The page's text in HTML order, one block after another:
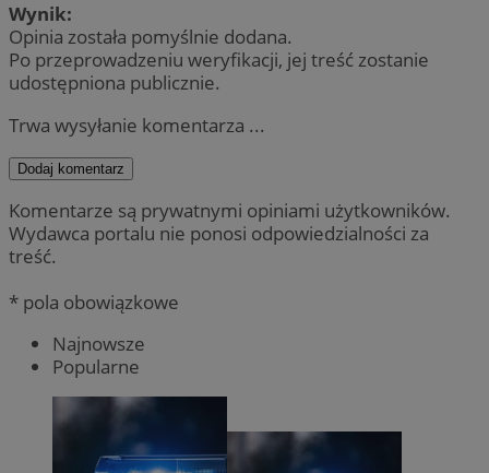
Wynik:
Opinia została pomyślnie dodana.
Po przeprowadzeniu weryfikacji, jej treść zostanie
udostępniona publicznie.
Trwa wysyłanie komentarza ...
Dodaj komentarz
Komentarze są prywatnymi opiniami użytkowników.
Wydawca portalu nie ponosi odpowiedzialności za
treść.
* pola obowiązkowe
Najnowsze
Popularne